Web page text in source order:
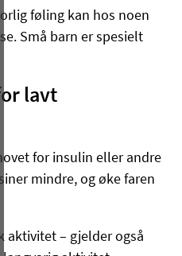
føling kan hos noen
Små barn er spesielt
lavt
for insulin eller andre
mindre, og øke faren
aktivitet – gjelder også